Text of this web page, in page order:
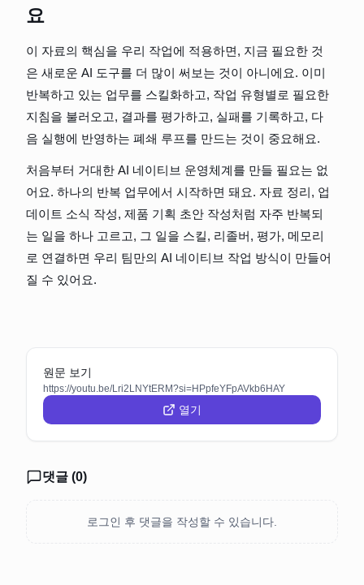
요
이 자료의 핵심을 우리 작업에 적용하면, 지금 필요한 것
은 새로운 AI 도구를 더 많이 써보는 것이 아니에요. 이미
반복하고 있는 업무를 스킬화하고, 작업 유형별로 필요한
지침을 불러오고, 결과를 평가하고, 실패를 기록하고, 다
음 실행에 반영하는 폐쇄 루프를 만드는 것이 중요해요.
처음부터 거대한 AI 네이티브 운영체계를 만들 필요는 없
어요. 하나의 반복 업무에서 시작하면 돼요. 자료 정리, 업
데이트 소식 작성, 제품 기획 초안 작성처럼 자주 반복되
는 일을 하나 고르고, 그 일을 스킬, 리졸버, 평가, 메모리
로 연결하면 우리 팀만의 AI 네이티브 작업 방식이 만들어
질 수 있어요.
원문 보기
https://youtu.be/Lri2LNYtERM?si=HPpfeYFpAVkb6HAY
열기
댓글 (0)
로그인 후 댓글을 작성할 수 있습니다.